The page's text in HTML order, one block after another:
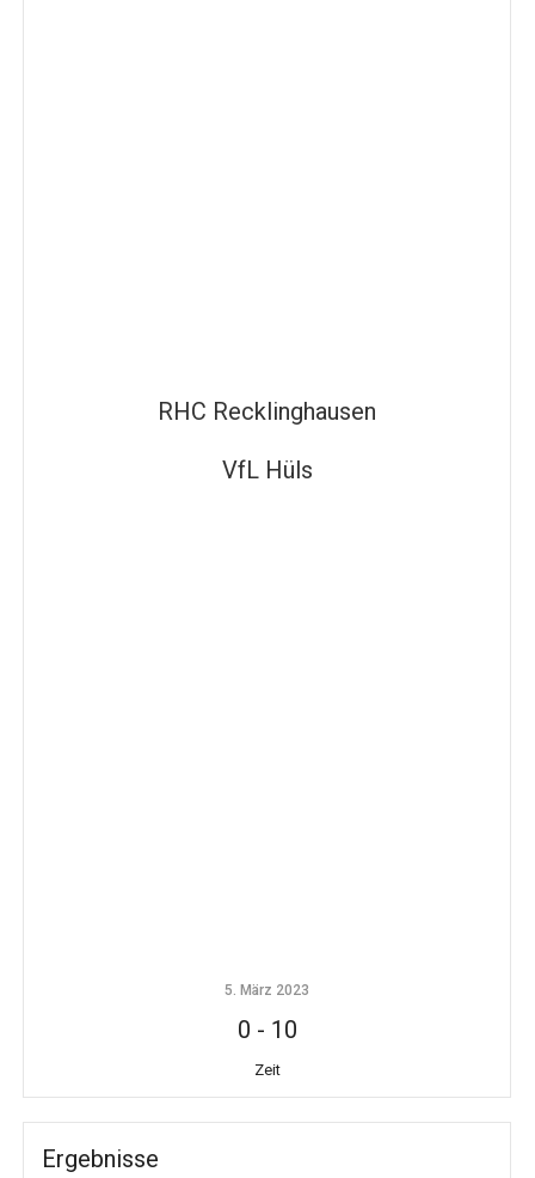
RHC Recklinghausen
VfL Hüls
5. März 2023
0 - 10
Zeit
Ergebnisse